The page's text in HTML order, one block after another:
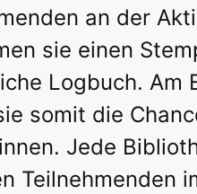
an der
sie einen
Logbuch. Am
somit die
Jede
Teilnehmenden